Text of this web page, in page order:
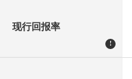
现行回报率
!